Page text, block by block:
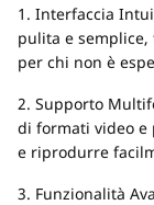
1. Interfaccia
pulita e
per chi non è
2. Supporto
di formati video
e riprodurre
3. Funzionalità